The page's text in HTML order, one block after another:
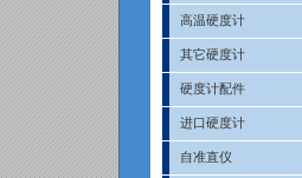
高温硬度计
其它硬度计
硬度计配件
进口硬度计
自准直仪